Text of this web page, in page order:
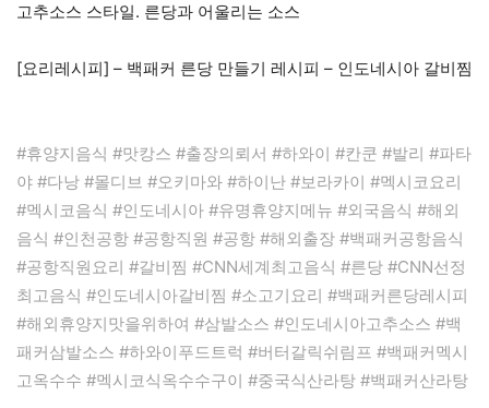
고추소스 스타일. 른당과 어울리는 소스
[요리레시피] – 백패커 른당 만들기 레시피 – 인도네시아 갈비찜
#휴양지음식 #맛캉스 #출장의뢰서 #하와이 #칸쿤 #발리 #파타
야 #다낭 #몰디브 #오키마와 #하이난 #보라카이 #멕시코요리
#멕시코음식 #인도네시아 #유명휴양지메뉴 #외국음식 #해외
음식 #인천공항 #공항직원 #공항 #해외출장 #백패커공항음식
#공항직원요리 #갈비찜 #CNN세계최고음식 #른당 #CNN선정
최고음식 #인도네시아갈비찜 #소고기요리 #백패커른당레시피
#해외휴양지맛을위하여 #삼발소스 #인도네시아고추소스 #백
패커삼발소스 #하와이푸드트럭 #버터갈릭쉬림프 #백패커멕시
고옥수수 #멕시코식옥수수구이 #중국식산라탕 #백패커산라탕